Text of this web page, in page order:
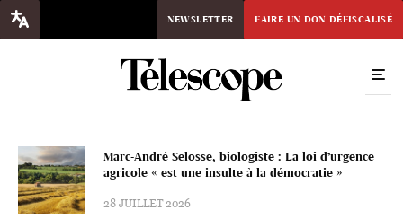
NEWSLETTER FAIRE UN DON DÉFISCALISÉ
Marc-André Selosse, biologiste : La loi d’urgence
agricole « est une insulte à la démocratie »
28 JUILLET 2026